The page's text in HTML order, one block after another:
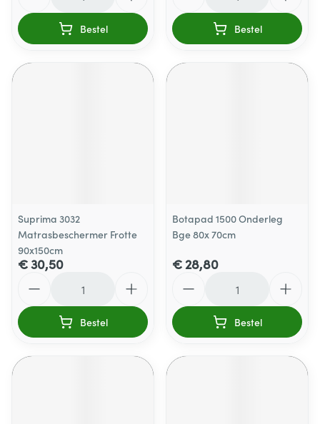
Bestel Bestel
Suprima 3032
Matrasbeschermer Frotte
90x150cm
€ 30,50
Bestel
Botapad 1500 Onderleg
Bge 80x 70cm
€ 28,80
Bestel